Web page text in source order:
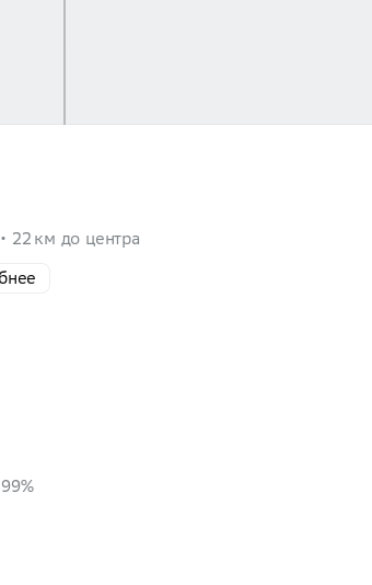
22 км до центра